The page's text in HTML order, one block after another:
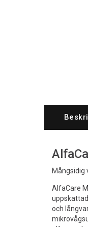
Mångsidig
AlfaCare
och